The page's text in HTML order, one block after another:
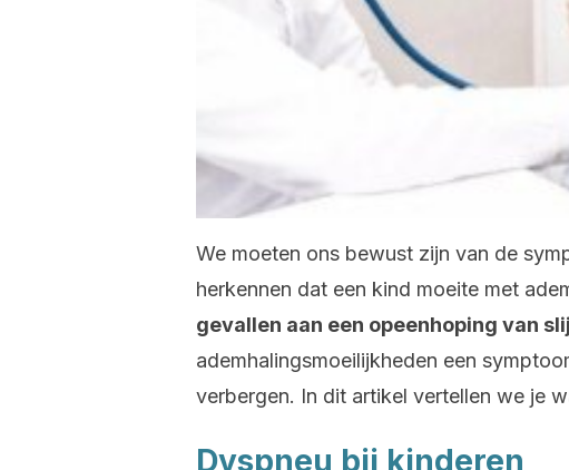
We moeten ons bewust zijn van de
herkennen dat een kind moeite met
gevallen aan een opeenhoping van
ademhalingsmoeilijkheden een
verbergen. In dit artikel vertellen we je
Dyspneu bij kinderen